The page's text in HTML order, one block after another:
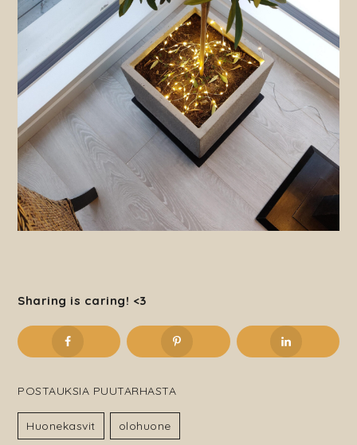
Sharing is caring! <3
POSTAUKSIA PUUTARHASTA
Huonekasvit Olohuone